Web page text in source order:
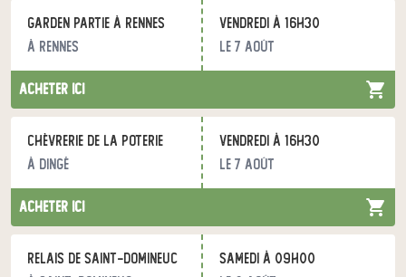
Garden Partie à Rennes
à Rennes
vendredi à 16h30
le 7 août
acheter ici
Chèvrerie de la Poterie
à Dingé
vendredi à 16h30
le 7 août
acheter ici
Relais de Saint-Domineuc
samedi à 09h00